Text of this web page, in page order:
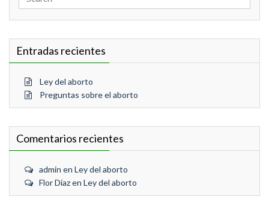
for:
Entradas recientes
Ley del aborto
Preguntas sobre el aborto
Comentarios recientes
admin en Ley del aborto
Flor Diazen Ley del aborto